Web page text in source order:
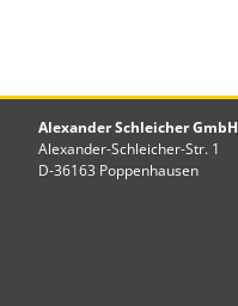
Alexander Schleicher GmbH
Alexander-Schleicher-Str. 1
D-36163 Poppenhausen